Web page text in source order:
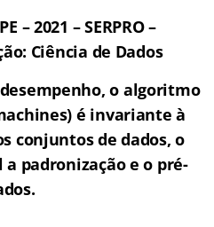
– 2021 – SERPRO –
Ciência de Dados
o algoritmo
é invariante à
conjuntos de dados, o
padronização e o pré-